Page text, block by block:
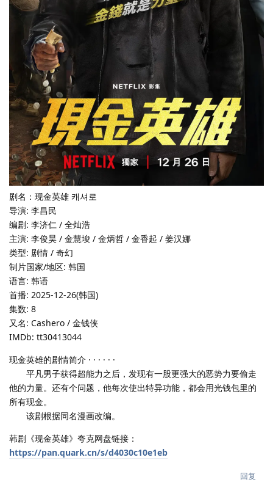
剧名：现金英雄 캐셔로
导演: 李昌民
编剧: 李济仁 / 全灿浩
主演: 李俊昊 / 金慧埈 / 金炳哲 / 金香起 / 姜汉娜
类型: 剧情 / 奇幻
制片国家/地区: 韩国
语言: 韩语
首播: 2025-12-26(韩国)
集数: 8
又名: Cashero / 金钱侠
IMDb: tt30413044
现金英雄的剧情简介 · · · · · ·
平凡男子获得超能力之后，发现有一股更强大的恶势力要偷走
他的力量。还有个问题，他每次使出特异功能，都会用光钱包里的
所有现金。
该剧根据同名漫画改编。
韩剧《现金英雄》夸克网盘链接：
https://pan.quark.cn/s/d4030c10e1eb
回复